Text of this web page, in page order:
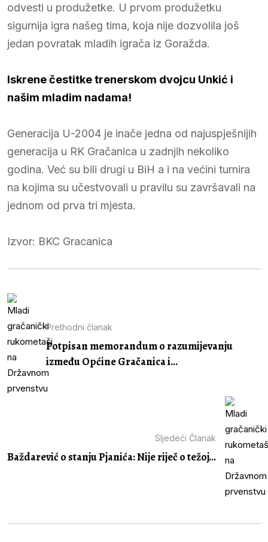
odvesti u produžetke. U prvom produžetku
sigurnija igra našeg tima, koja nije dozvolila još
jedan povratak mladih igrača iz Goražda.
Iskrene čestitke trenerskom dvojcu Unkić i
našim mladim nadama!
Generacija U-2004 je inače jedna od najuspješnijih
generacija u RK Gračanica u zadnjih nekoliko
godina. Već su bili drugi u BiH a i na većini turnira
na kojima su učestvovali u pravilu su završavali na
jednom od prva tri mjesta.
Izvor: BKC Gracanica
Prethodni članak
Potpisan memorandum o razumijevanju
između Općine Gračanica i...
Sljedeći Članak
Baždarević o stanju Pjanića: Nije riječ o težoj...